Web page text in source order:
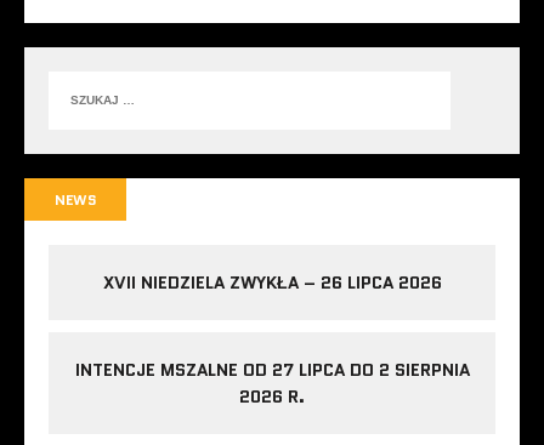
NEWS
XVII NIEDZIELA ZWYKŁA – 26 LIPCA 2026
INTENCJE MSZALNE OD 27 LIPCA DO 2 SIERPNIA
2026 R.